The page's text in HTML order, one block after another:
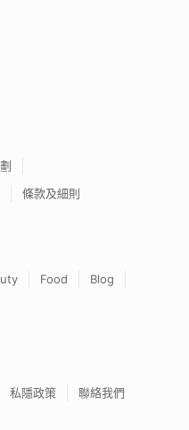
條款及細則
Food
Blog
私隱政策 聯絡我們